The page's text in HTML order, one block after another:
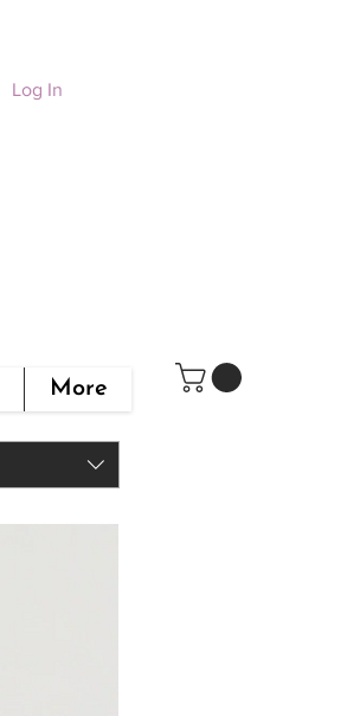
Log In
More